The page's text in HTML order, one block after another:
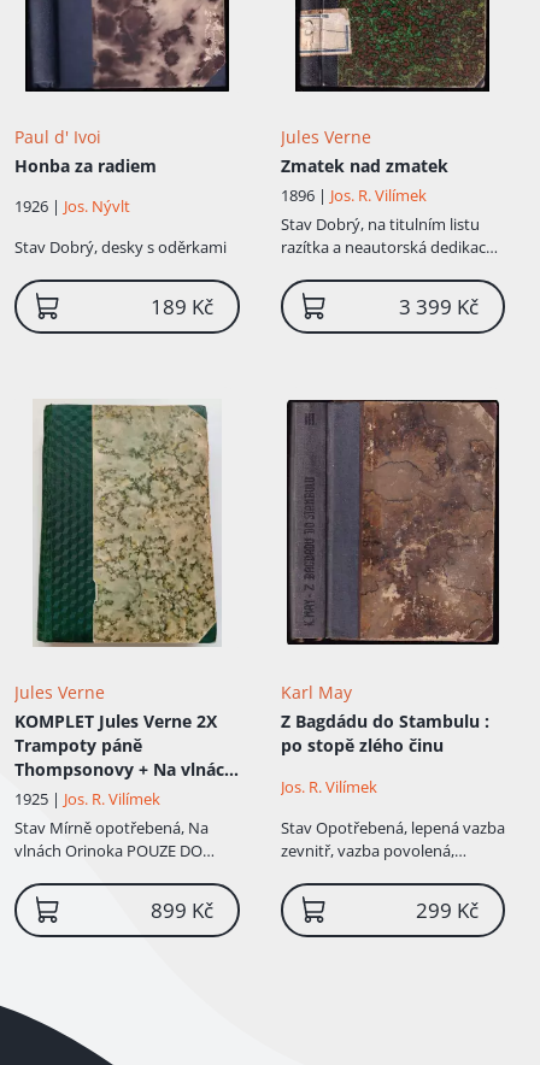
Paul d' Ivoi
Honba za radiem
1926 | Jos. Nývlt
Stav Dobrý, desky s oděrkami
189 Kč
Jules Verne
Zmatek nad zmatek
1896 | Jos. R. Vilímek
Stav Dobrý, na titulním listu
razítka a neautorská dedikace,
několik listů vyspravených
lepenkou, knižní blok dobrře
drží.
3 399 Kč
Jules Verne
KOMPLET Jules Verne 2X
Trampoty páně
Thompsonovy + Na vlnách
Orinoka
1925 | Jos. R. Vilímek
Stav Mírně opotřebená, Na
vlnách Orinoka POUZE DO
rozlepuje, listy drží
899 Kč
Karl May
Z Bagdádu do Stambulu :
po stopě zlého činu
Jos. R. Vilímek
StavOpotřebená, lepená vazba
zevnitř, vazba povolená,
299 Kč